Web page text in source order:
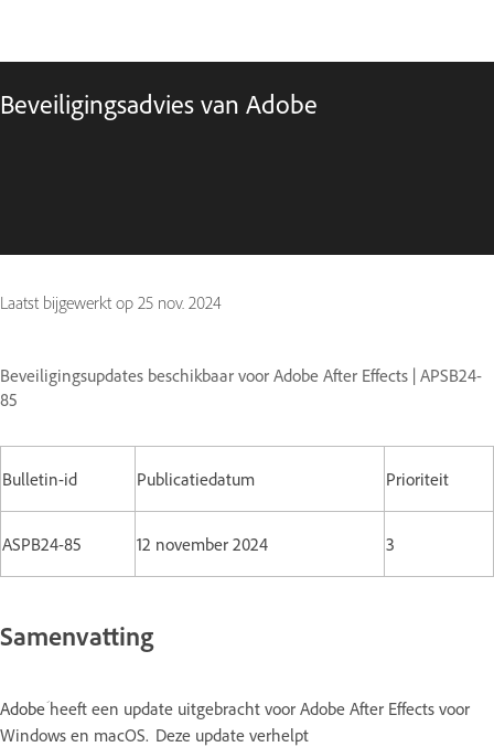
Beveiligingsadvies van Adobe
Laatst bijgewerkt op 25 nov. 2024
Beveiligingsupdates beschikbaar voor Adobe After Effects | APSB24-
85
Bulletin-id Publicatiedatum Prioriteit
ASPB24-85 12 november 2024 3
Samenvatting
Adobeؘheeft een update uitgebracht voor Adobe After Effects voor
Windows en macOS. Deze update verhelpt